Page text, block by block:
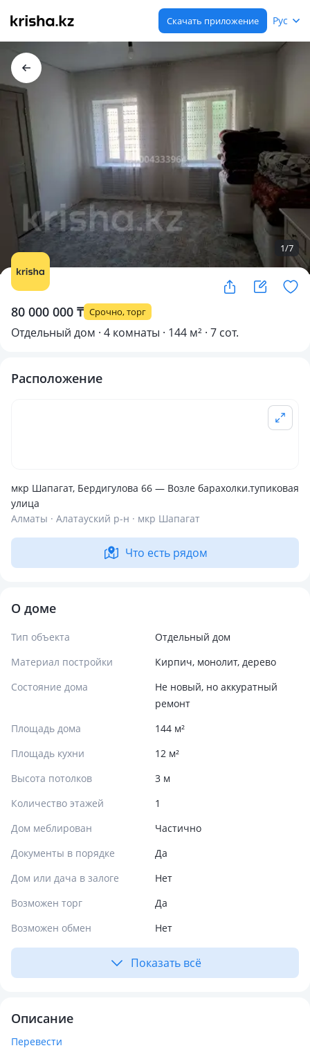
Скачать приложение Рус
1/7
80 000 000 ₸ Срочно, торг
Отдельный дом · 4 комнаты · 144 м² · 7 сот.
Расположение
мкр Шапагат, Бердигулова 66 — Возле барахолки.тупиковая
улица
Алматы · Алатауский р-н · мкр Шапагат
Что есть рядом
О доме
Тип объекта
Отдельный дом
Материал постройки
Кирпич, монолит, дерево
Состояние дома
Не новый, но аккуратный
ремонт
Площадь дома
144 м²
Площадь кухни
12 м²
Высота потолков
3 м
Количество этажей
1
Дом меблирован
Частично
Документы в порядке
Да
Дом или дача в залоге
Нет
Возможен торг
Да
Возможен обмен
Нет
Показать всё
Описание
Перевести